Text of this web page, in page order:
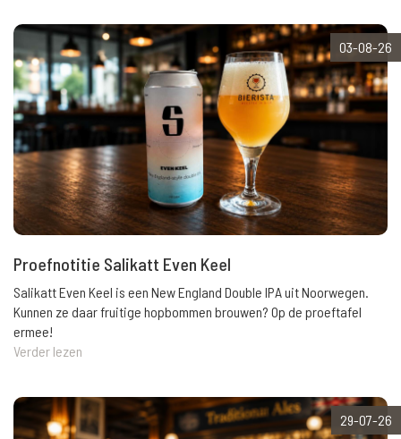
03-08-26
Proefnotitie Salikatt Even Keel
Salikatt Even Keel is een New England Double IPA uit Noorwegen.
Kunnen ze daar fruitige hopbommen brouwen? Op de proeftafel
ermee!
Verder lezen
29-07-26